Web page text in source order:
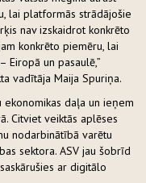
lai platformās strādājošie
nav izskaidrot konkrēto
konkrēto piemēru, lai
Eiropā un pasaulē,”
vadītāja Maija Spuriņa.
daļa un ieņem
Citviet veiktās aplēses
nodarbinātībā varētu
sektora. ASV jau šobrīd
ar digitālo